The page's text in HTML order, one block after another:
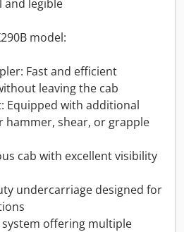
and legible
model:
Fast and efficient
leaving the cab
Equipped with additional
hammer, shear, or grapple
cab with excellent visibility
undercarriage designed for
offering multiple